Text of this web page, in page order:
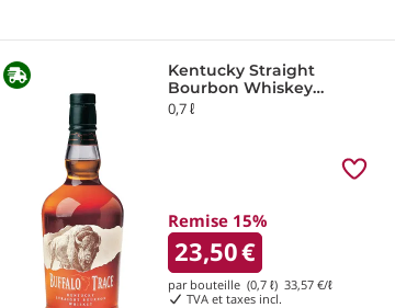
Kentucky Straight
Bourbon Whiskey
Buffalo Trace Distillery
0,7 ℓ
Remise 15%
23,50€
par bouteille (0,7 ℓ)33,57 €/ℓ
TVA et taxes incl.